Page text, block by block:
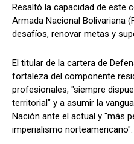
Resaltó la capacidad de este
Armada Nacional Bolivariana
desafíos, renovar metas y
El titular de la cartera de
fortaleza del componente
profesionales, "siempre
territorial" y a asumir la
Nación ante el actual y "más
imperialismo norteamericano".